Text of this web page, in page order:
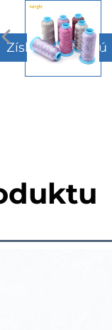
Získajte cenovú
ponuku